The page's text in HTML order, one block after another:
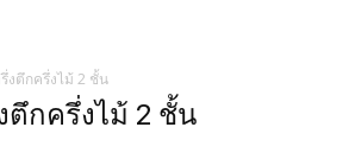
งตึกครึ่งไม้ 2 ชั้น
ตึกครึ่งไม้ 2 ชั้น